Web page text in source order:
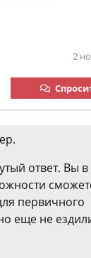
2
ответ. Вы
первичного
еще не